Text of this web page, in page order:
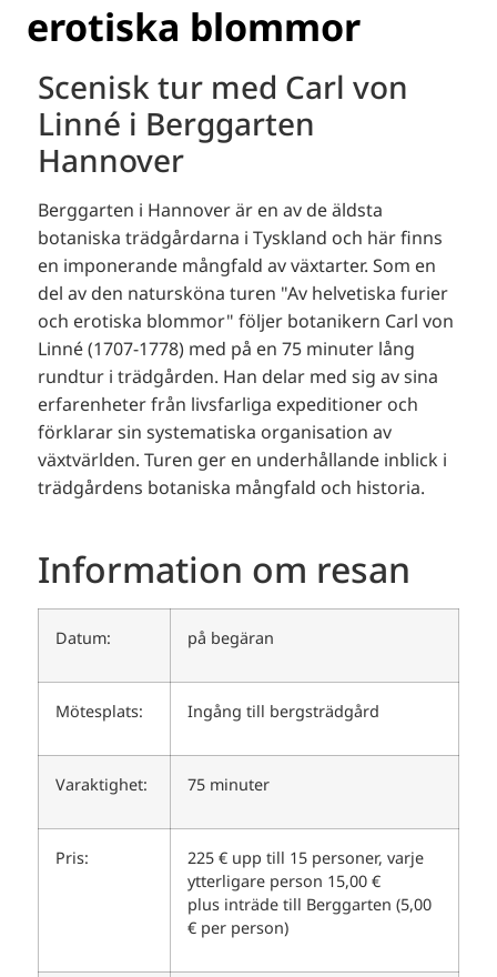
erotiska blommor
Scenisk tur med Carl von
Linné i Berggarten
Hannover
Berggarten i Hannover är en av de äldsta
botaniska trädgårdarna i Tyskland och här finns
en imponerande mångfald av växtarter. Som en
del av den natursköna turen "Av helvetiska furier
och erotiska blommor" följer botanikern Carl von
Linné (1707-1778) med på en 75 minuter lång
rundtur i trädgården. Han delar med sig av sina
erfarenheter från livsfarliga expeditioner och
förklarar sin systematiska organisation av
växtvärlden. Turen ger en underhållande inblick i
trädgårdens botaniska mångfald och historia.
Information om resan
Datum: på begäran
Mötesplats: Ingång till bergsträdgård
Varaktighet: 75 minuter
Pris:
225 € upp till 15 personer, varje
ytterligare person 15,00 €
plus inträde till Berggarten (5,00
€ per person)